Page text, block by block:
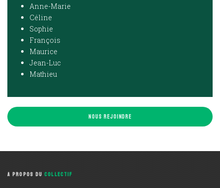
Anne-Marie
Céline
Sophie
François
Maurice
Jean-Luc
Mathieu
NOUS REJOINDRE
A PROPOS DUCOLLECTIF